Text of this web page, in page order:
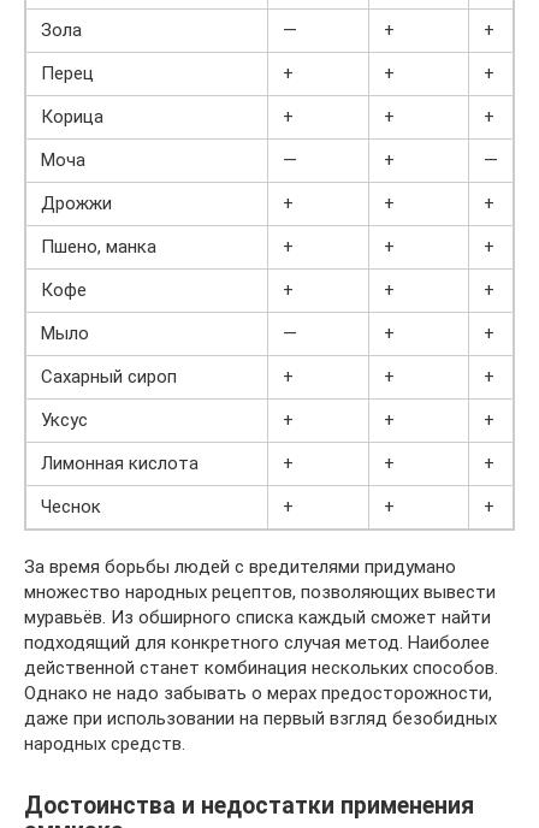
Зола
— +
+
Перец
+ +
+
Корица
+ +
+
Моча
— +
—
Дрожжи
+ +
+
Пшено, манка
+ +
+
Кофе
+ +
+
Мыло
— +
+
Сахарный сироп
+ +
+
Уксус
+ +
+
Лимонная кислота
+ +
+
Чеснок
+ + +
За время борьбы людей с вредителями придумано
множество народных рецептов, позволяющих вывести
муравьёв. Из обширного списка каждый сможет найти
подходящий для конкретного случая метод. Наиболее
действенной станет комбинация нескольких способов.
Однако не надо забывать о мерах предосторожности,
даже при использовании на первый взгляд безобидных
народных средств.
Достоинства и недостатки применения